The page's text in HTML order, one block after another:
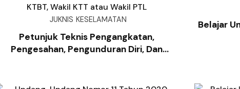
JUKNIS KESELAMATAN
Petunjuk Teknis Pengangkatan,
Pengesahan, Pengunduran Diri, Dan
Belajar